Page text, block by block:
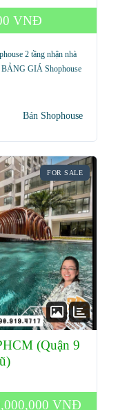
VNĐ
2 tầng nhận nhà
GIÁ Shophouse
Bán Shophouse
FOR SALE
(Quận 9
VNĐ